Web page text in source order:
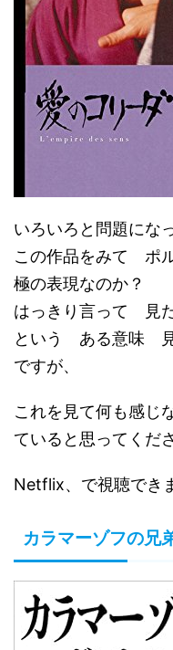
いろいろと問題にな
この作品をみて ポ
極の表現なのか？
はっきり言って 見
という ある意味
ですが、
これを見て何も感じ
ていると思ってくだ
Netflix、で視聴でき
カラマーゾフの兄